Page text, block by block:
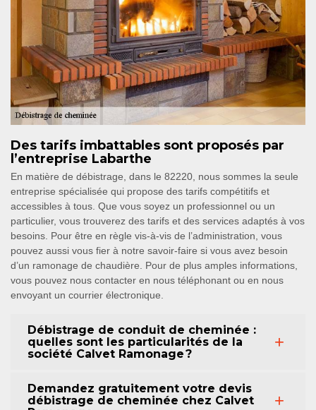
Des tarifs imbattables sont proposés par
l’entreprise Labarthe
En matière de débistrage, dans le 82220, nous sommes la seule
entreprise spécialisée qui propose des tarifs compétitifs et
accessibles à tous. Que vous soyez un professionnel ou un
particulier, vous trouverez des tarifs et des services adaptés à vos
besoins. Pour être en règle vis-à-vis de l’administration, vous
pouvez aussi vous fier à notre savoir-faire si vous avez besoin
d’un ramonage de chaudière. Pour de plus amples informations,
vous pouvez nous contacter en nous téléphonant ou en nous
envoyant un courrier électronique.
Débistrage de conduit de cheminée :
quelles sont les particularités de la
société Calvet Ramonage ?
Demandez gratuitement votre devis
débistrage de cheminée chez Calvet